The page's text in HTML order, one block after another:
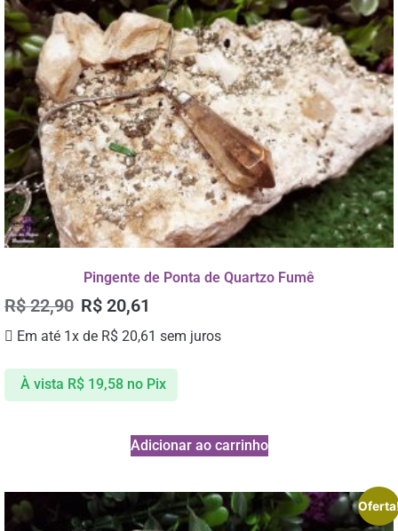
Pingente de Ponta de Quartzo Fumê
R$22,90 R$ 20,61
Em até 1x de R$ 20,61 sem juros
À vista R$19,58 no Pix
Adicionar ao carrinho